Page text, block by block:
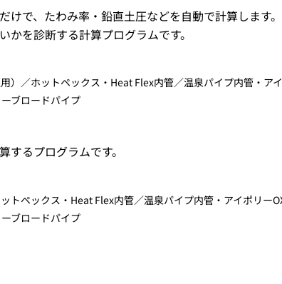
けで、たわみ率・鉛直土圧などを自動で計算します。
かを診断する計算プログラムです。
）／ホットペックス・Heat Flex内管／温泉パイプ内管・ア
ブロードパイプ
するプログラムです。
トペックス・Heat Flex内管／温泉パイプ内管・アイポリー
ブロードパイプ